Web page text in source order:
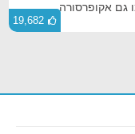
גם אקופרסורה.
19,682